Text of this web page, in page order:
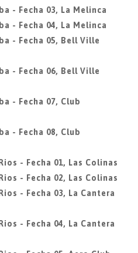
- Fecha 03, La Melinca
- Fecha 04, La Melinca
- Fecha 05, Bell Ville
- Fecha 06, Bell Ville
- Fecha 07, Club
- Fecha 08, Club
- Fecha 01, Las Colinas
- Fecha 02, Las Colinas
- Fecha 03, La Cantera
- Fecha 04, La Cantera